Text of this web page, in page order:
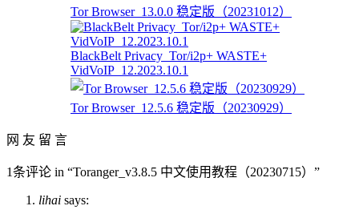
Tor Browser_13.0.0 稳定版（20231012）
BlackBelt Privacy_Tor/i2p+ WASTE+
VidVoIP_12.2023.10.1
Tor Browser_12.5.6 稳定版（20230929）
网 友 留 言
1条评论 in “Toranger_v3.8.5 中文使用教程（20230715）”
lihai says: